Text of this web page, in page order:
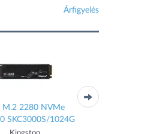
Árfigyelés
NVMe
1024G
Purple 6TB 5400rpm
SATA-600 256MB